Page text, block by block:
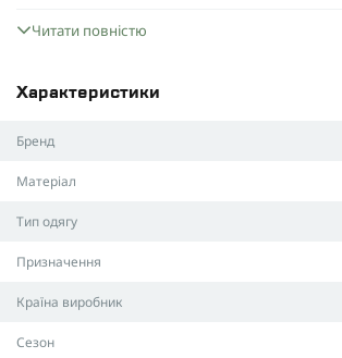
Внутрішній шар — мікрофліс, створений
тепло. А зовнішній шар — мембрана, що
повітропроникний баланс, навіть якщо
тебе здути.
Що до крою, то він зручний та
він тут не для краси, а прихований у
заважав і не псував стиль.
панеліта кишені, щоб можна було скласти
нічого не стирчало. І, звісно, фурнітура —
SoftShell
— це багатошаровий сендвіч,
Читати повністю
Характеристики
Бренд
Матеріал
Тип одягу
Призначення
Країна виробник
Сезон